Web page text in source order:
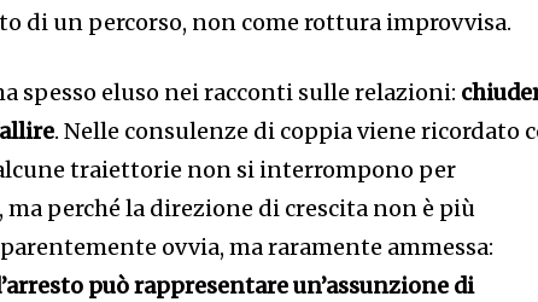
di un percorso, non come rottura improvvisa.
spesso eluso nei racconti sulle relazioni:
. Nelle consulenze di coppia viene ricordato
traiettorie non si interrompono per
perché la direzione di crescita non è più
ovvia, ma raramente ammessa:
può rappresentare un’assunzione di